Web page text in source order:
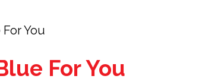
You
For You